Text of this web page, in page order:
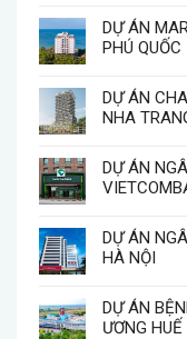
DỰ ÁN
PHÚ QUỐC
DỰ ÁN
NHA
DỰ ÁN
DỰ ÁN
HÀ NỘI
DỰ ÁN
ƯƠNG HUẾ